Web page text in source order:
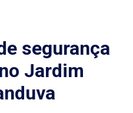
segurança
Jardim